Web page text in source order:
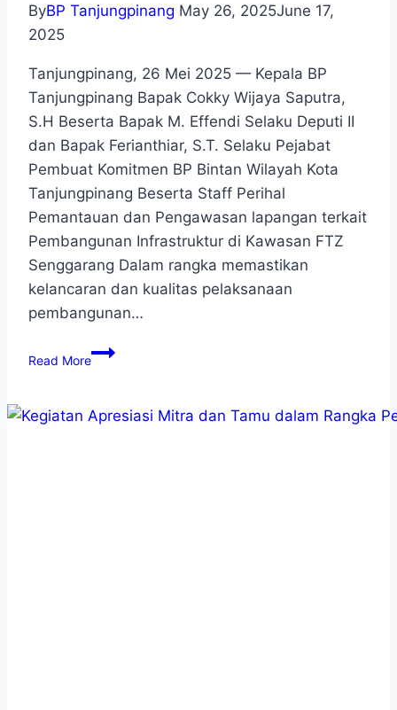
ByBP Tanjungpinang May 26, 2025June 17,
2025
Tanjungpinang, 26 Mei 2025 — Kepala BP
Tanjungpinang Bapak Cokky Wijaya Saputra,
S.H Beserta Bapak M. Effendi Selaku Deputi II
dan Bapak Ferianthiar, S.T. Selaku Pejabat
Pembuat Komitmen BP Bintan Wilayah Kota
Tanjungpinang Beserta Staff Perihal
Pemantauan dan Pengawasan lapangan terkait
Pembangunan Infrastruktur di Kawasan FTZ
Senggarang Dalam rangka memastikan
kelancaran dan kualitas pelaksanaan
pembangunan…
Read More